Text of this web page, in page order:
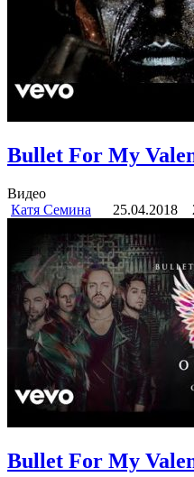
Bullet For My
Видео
Катя Семина
25.04.2018
Bullet For My